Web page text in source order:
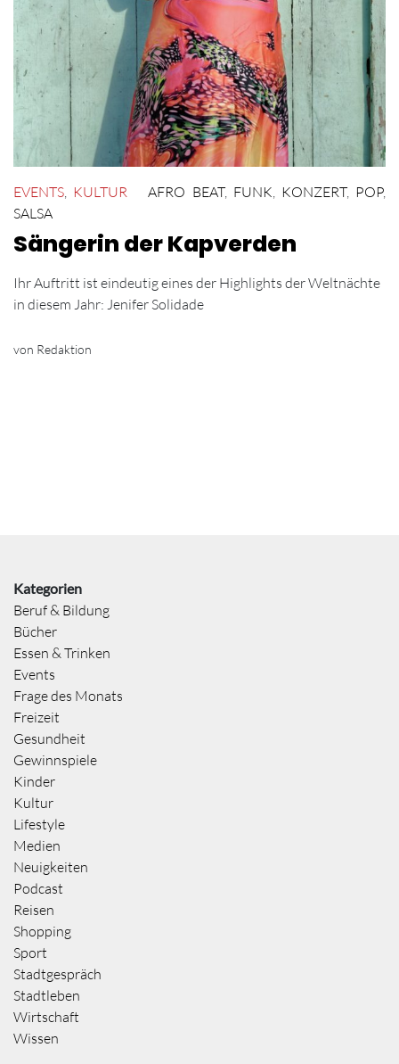
EVENTS, KULTUR AFRO BEAT, FUNK, KONZERT, POP,
SALSA
Sängerin der Kapverden
Ihr Auftritt ist eindeutig eines der Highlights der Weltnächte
in diesem Jahr: Jenifer Solidade
von Redaktion
Kategorien
Beruf & Bildung
Bücher
Essen & Trinken
Events
Frage des Monats
Freizeit
Gesundheit
Gewinnspiele
Kinder
Kultur
Lifestyle
Medien
Neuigkeiten
Podcast
Reisen
Shopping
Sport
Stadtgespräch
Stadtleben
Wirtschaft
Wissen